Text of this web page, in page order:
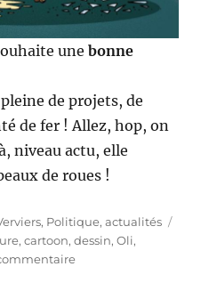
unebonne
de projets, de
de fer ! Allez, hop, on
niveau actu, elle
de roues !
, Politique, actualités
,cartoon,dessin,Oli,
sur